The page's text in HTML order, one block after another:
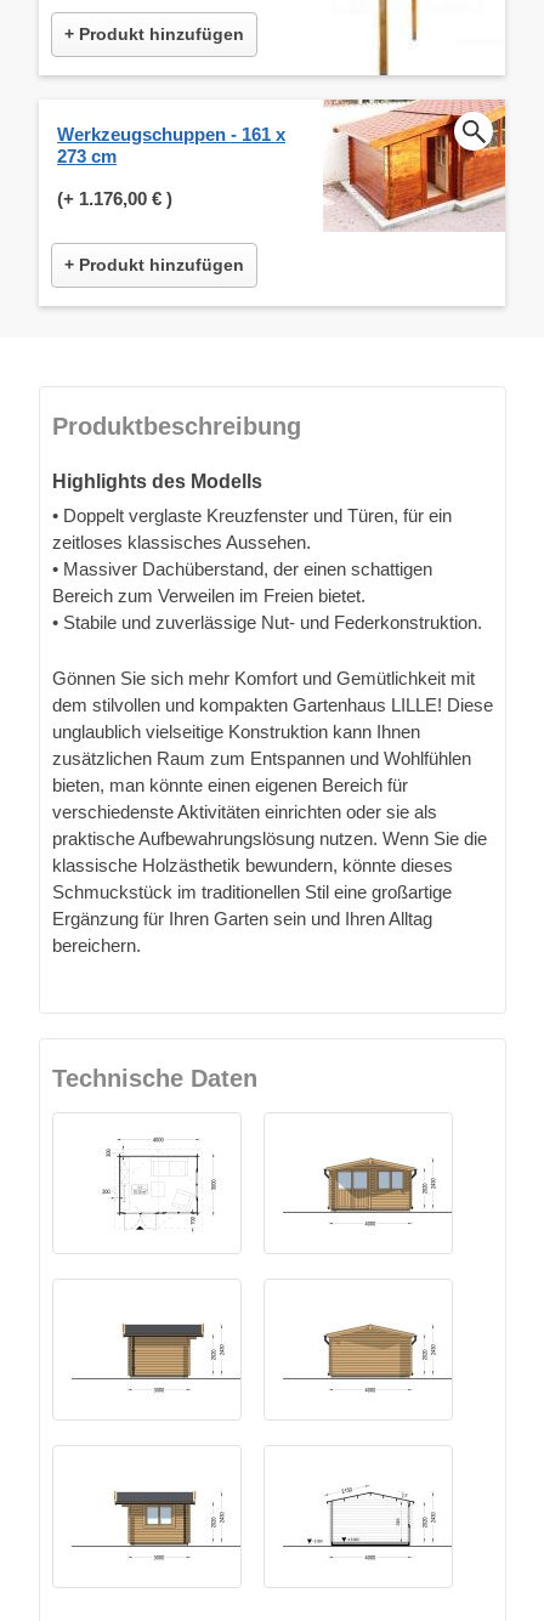
+ Produkt hinzufügen
Werkzeugschuppen - 161 x
273 cm
(+ 1.176,00 € )
+ Produkt hinzufügen
Produktbeschreibung
Highlights des Modells
• Doppelt verglaste Kreuzfenster und Türen, für ein
zeitloses klassisches Aussehen.
• Massiver Dachüberstand, der einen schattigen
Bereich zum Verweilen im Freien bietet.
• Stabile und zuverlässige Nut- und Federkonstruktion.
Gönnen Sie sich mehr Komfort und Gemütlichkeit mit
dem stilvollen und kompakten Gartenhaus LILLE! Diese
unglaublich vielseitige Konstruktion kann Ihnen
zusätzlichen Raum zum Entspannen und Wohlfühlen
bieten, man könnte einen eigenen Bereich für
verschiedenste Aktivitäten einrichten oder sie als
praktische Aufbewahrungslösung nutzen. Wenn Sie die
klassische Holzästhetik bewundern, könnte dieses
Schmuckstück im traditionellen Stil eine großartige
Ergänzung für Ihren Garten sein und Ihren Alltag
bereichern.
Technische Daten